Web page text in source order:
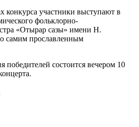
конкурса участники выступают в
фольклорно-
«Отырар сазы» имени Н.
самим прославленным
победителей состоится вечером 10